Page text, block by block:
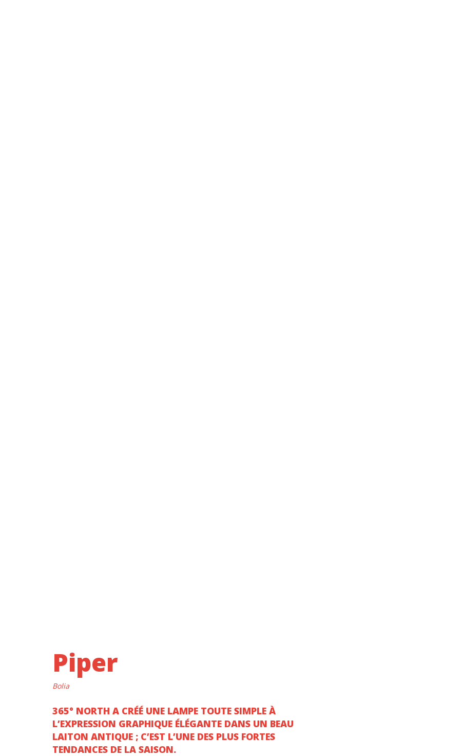
Piper
Bolia
365° NORTH A CRÉÉ UNE LAMPE TOUTE SIMPLE À
L’EXPRESSION GRAPHIQUE ÉLÉGANTE DANS UN BEAU
LAITON ANTIQUE ; C’EST L’UNE DES PLUS FORTES
TENDANCES DE LA SAISON.